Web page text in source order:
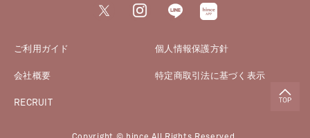
ご利用ガイド 個人情報保護方針
会社概要 特定商取引法に基づく表示
RECRUIT
Copyright © hince All Rights Reserved.